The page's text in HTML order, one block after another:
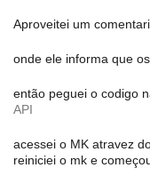
Aproveitei um
onde ele informa que
então peguei o codigo
API
acessei o MK atravez
reiniciei o mk e